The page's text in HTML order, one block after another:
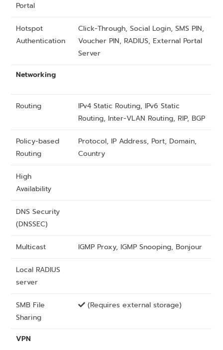
Portal
Hotspot
Authentication
Click-Through, Social Login, SMS PIN,
Voucher PIN, RADIUS, External Portal
Server
Networking
Routing
IPv4 Static Routing, IPv6 Static
Routing, Inter-VLAN Routing, RIP, BGP
Policy-based
Routing
Protocol, IP Address, Port, Domain,
Country
High
Availability
DNS Security
(DNSSEC)
Multicast IGMP Proxy, IGMP Snooping, Bonjour
Local RADIUS
server
SMB File
Sharing
(Requires external storage)
VPN